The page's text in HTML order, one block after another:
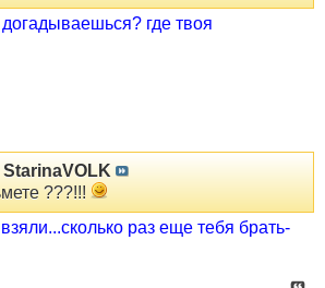
где твоя
StarinaVOLK
???!!!
раз еще тебя брать-